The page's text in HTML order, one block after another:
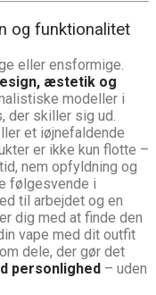
og funktionalitet
eller ensformige.
æstetik og
modeller i
der skiller sig ud.
et iøjnefaldende
er ikke kun flotte –
nem opfyldning og
følgesvende i
til arbejdet og en
dig med at finde den
vape med dit outfit
dele, der gør det
personlighed – uden